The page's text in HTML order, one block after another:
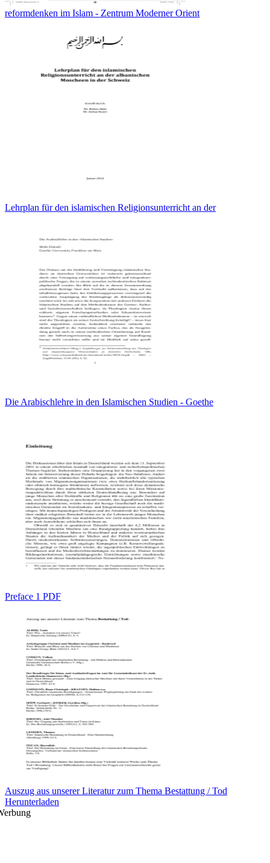
reformdenken im Islam - Zentrum Moderner Orient
Lehrplan für den islamischen Religionsunterricht an der
Die Arabischlehre in den Islamischen Studien - Goethe
Preface 1 PDF
Auszug aus unserer Literatur zum Thema Bestattung / Tod
Herunterladen